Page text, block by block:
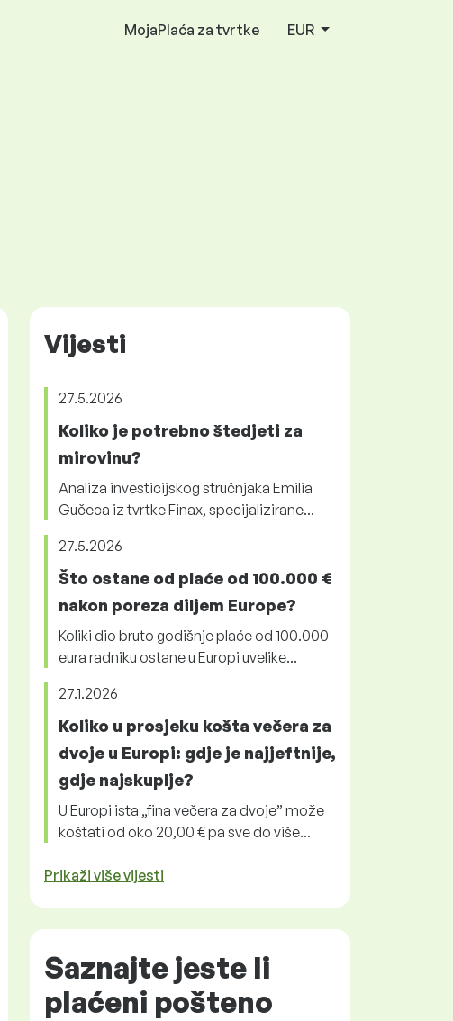
MojaPlaća za tvrtke EUR
Vijesti
27.5.2026
Koliko je potrebno štedjeti za
mirovinu?
Analiza investicijskog stručnjaka Emilia
Gučeca iz tvrtke Finax, specijalizirane...
27.5.2026
Što ostane od plaće od 100.000 €
nakon poreza diljem Europe?
Koliki dio bruto godišnje plaće od 100.000
eura radniku ostane u Europi uvelike...
27.1.2026
Koliko u prosjeku košta večera za
dvoje u Europi: gdje je najjeftnije,
gdje najskuplje?
U Europi ista „fina večera za dvoje” može
koštati od oko 20,00 € pa sve do više...
Prikaži više vijesti
Saznajte jeste li
plaćeni pošteno